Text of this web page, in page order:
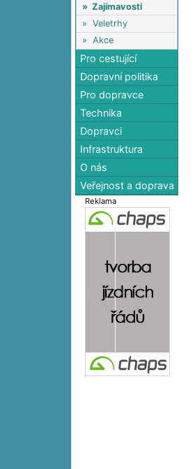
» Zajímavosti
» Veletrhy
» Akce
Pro cestující
Dopravní politika
Pro dopravce
Technika
Dopravci
Infrastruktura
O nás
Veřejnost a doprava
Reklama